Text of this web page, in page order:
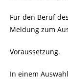
Für den Beruf
Meldung zum
Voraussetzung.
In einem